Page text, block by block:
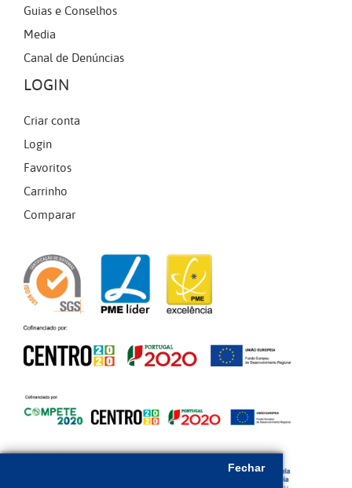
Fechar
Guias e Conselhos
Media
Canal de Denúncias
LOGIN
Criar conta
Login
Favoritos
Carrinho
Comparar